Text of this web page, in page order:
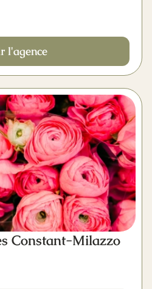
l'agence
Constant-Milazzo